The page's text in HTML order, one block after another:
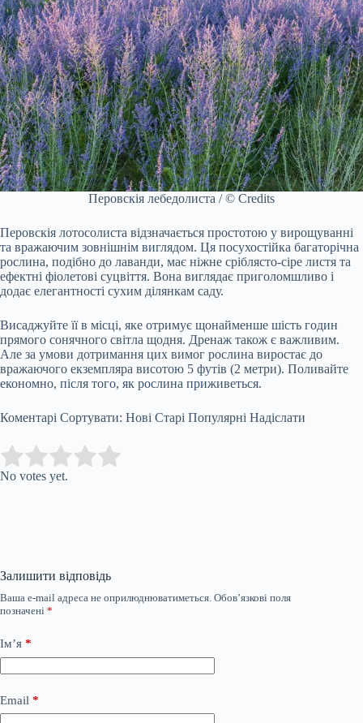
Перовскія лебедолиста / © Credits
Перовскія лотосолиста відзначається простотою у вирощуванні
та вражаючим зовнішнім виглядом. Ця посухостійка багаторічна
рослина, подібно до лаванди, має ніжне сріблясто-сіре листя та
ефектні фіолетові суцвіття. Вона виглядає приголомшливо і
додає елегантності сухим ділянкам саду.
Висаджуйте її в місці, яке отримує щонайменше шість годин
прямого сонячного світла щодня. Дренаж також є важливим.
Але за умови дотримання цих вимог рослина виростає до
вражаючого екземпляра висотою 5 футів (2 метри). Поливайте
економно, після того, як рослина приживеться.
Коментарі Сортувати: Нові Старі Популярні Надіслати
Rate this item:
No votes yet.
Залишити відповідь
Ваша e-mail адреса не оприлюднюватиметься. Обов’язкові поля
позначені *
Ім’я *
Email *